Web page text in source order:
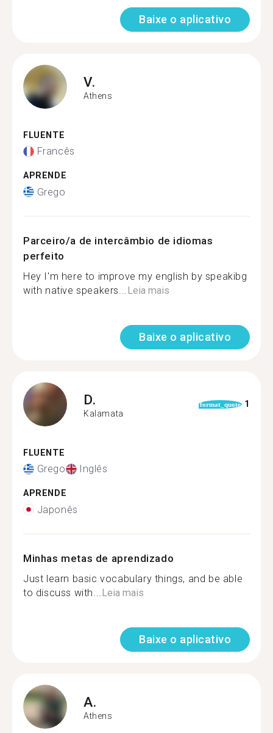
Baixe o aplicativo
V.
Athens
FLUENTE
Francês
APRENDE
Grego
Parceiro/a de intercâmbio de idiomas
perfeito
Hey I'm here to improve my english by speakibg
with native speakers... Leia mais
Baixe o aplicativo
D.
Kalamata
format_quote 1
FLUENTE
Grego Inglês
APRENDE
Japonês
Minhas metas de aprendizado
Just learn basic vocabulary things, and be able
to discuss with... Leia mais
Baixe o aplicativo
A.
Athens